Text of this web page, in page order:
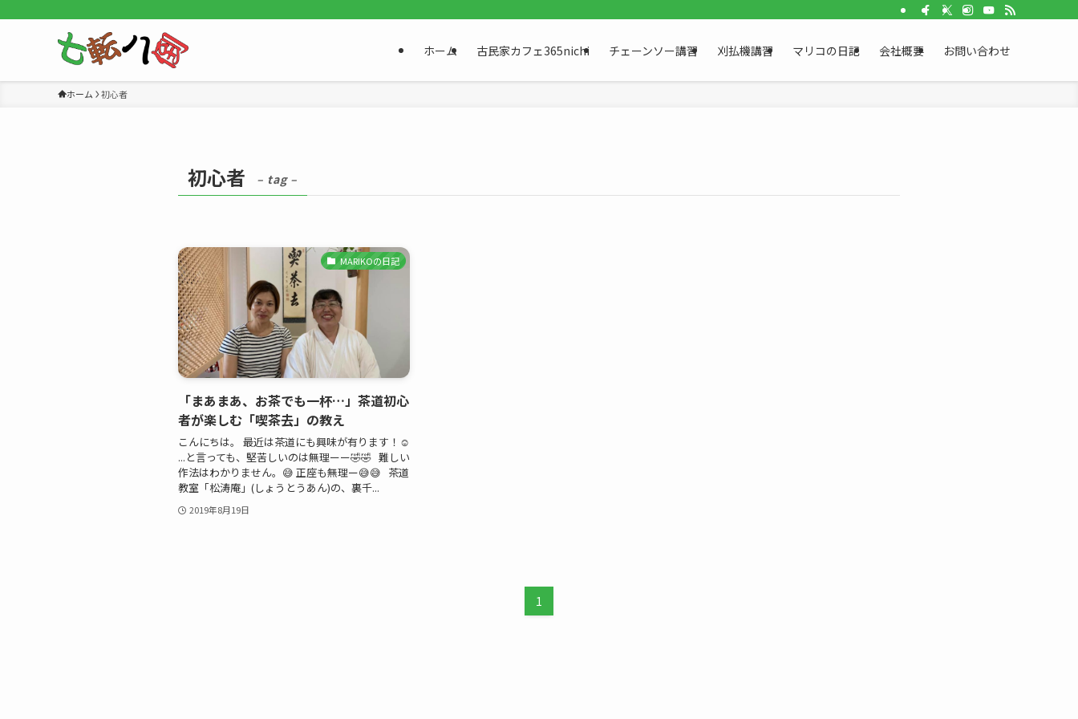
ホーム 古民家カフェ365nichi チェーンソー講習 刈払機講習 マリコの日記 会社概要 お問い合わせ
ホーム 初心者
初心者 – tag –
MARIKOの日記
「まあまあ、お茶でも一杯…」茶道初心
者が楽しむ「喫茶去」の教え
こんにちは。 最近は茶道にも興味が有ります！☺️
...と言っても、堅苦しいのは無理ーー🤣🤣 難しい
作法はわかりません。😅 正座も無理ー😅😅 茶道
教室「松涛庵」(しょうとうあん)の、裏千...
2019年8月19日
1